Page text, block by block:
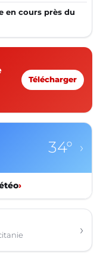
en cours près du
Télécharger
34° ›
›
›